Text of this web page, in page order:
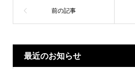
最近のお知らせ